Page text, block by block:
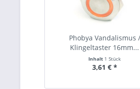
Phobya Vandalismus /
Klingeltaster 16mm...
Inhalt 1 Stück
3,61 € *